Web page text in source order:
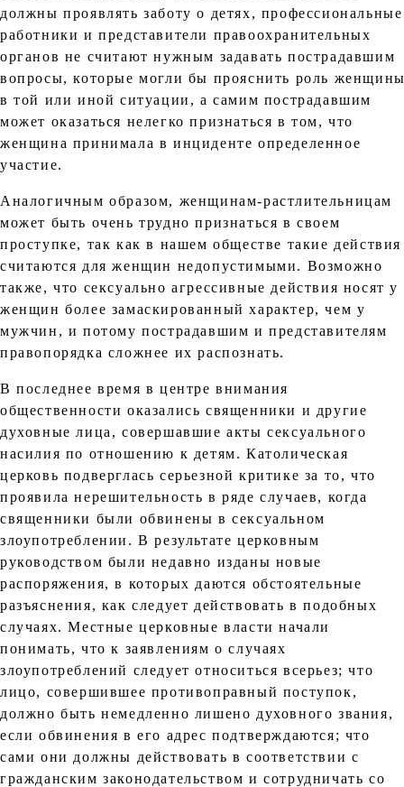
должны проявлять заботу о детях, профессиональные
работники и представители правоохранительных
органов не считают нужным задавать пострадавшим
вопросы, которые могли бы прояснить роль
в той или иной ситуации, а самим пострадавшим
может оказаться нелегко признаться в том, что
женщина принимала в инциденте определенное
участие.
Аналогичным образом, женщинам-растлительницам
может быть очень трудно признаться в своем
проступке, так как в нашем обществе такие действия
считаются для женщин недопустимыми. Возможно
также, что сексуально агрессивные действия носят у
женщин более замаскированный характер, чем у
мужчин, и потому пострадавшим и представителям
правопорядка сложнее их распознать.
В последнее время в центре внимания
общественности оказались священники и другие
духовные лица, совершавшие акты сексуального
насилия по отношению к детям. Католическая
церковь подверглась серьезной критике за то, что
проявила нерешительность в ряде случаев, когда
священники были обвинены в сексуальном
злоупотреблении. В результате церковным
руководством были недавно изданы новые
распоряжения, в которых даются обстоятельные
разъяснения, как следует действовать в подобных
случаях. Местные церковные власти начали
понимать, что к заявлениям о случаях
злоупотреблений следует относиться всерьез; что
лицо, совершившее противоправный поступок,
должно быть немедленно лишено духовного звания,
если обвинения в его адрес подтверждаются; что
сами они должны действовать в соответствии с
гражданским законодательством и сотрудничать со